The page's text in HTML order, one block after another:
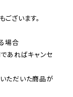
ざいます。
場合
あればキャンセ
ただいた商品が